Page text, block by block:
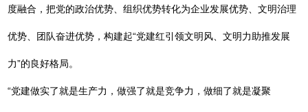
度融合，把党的政治优势、组织优势转化为企业发展优势、文明治理
优势、团队奋进优势，构建起“党建红引领文明风、文明力助推发展
力”的良好格局。
“党建做实了就是生产力，做强了就是竞争力，做细了就是凝聚